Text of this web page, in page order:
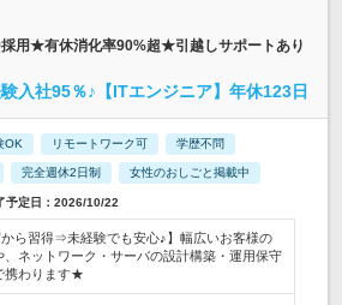
用★有休消化率90%超★引越しサポートあり
入社95％♪【ITエンジニア】年休123日
OK リモートワーク可 学歴不問
完全週休2日制 女性のおしごと掲載中
定日：2026/10/22
”から習得⇒未経験でも安心♪】幅広いお客様の
、ネットワーク・サーバの設計構築・運用保守
携わります★